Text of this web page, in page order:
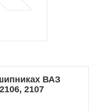
ВАЗ
2107